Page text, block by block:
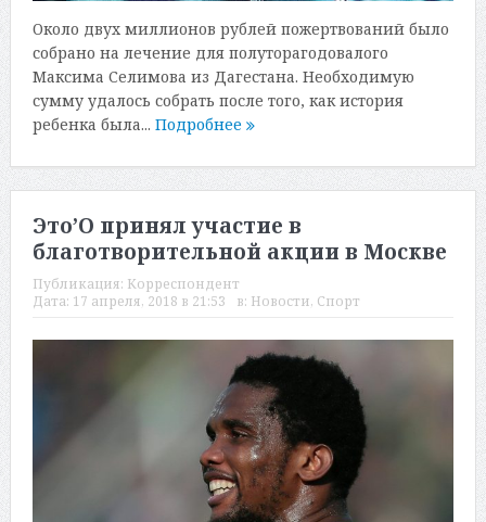
Около двух миллионов рублей пожертвований было
собрано на лечение для полуторагодовалого
Максима Селимова из Дагестана. Необходимую
сумму удалось собрать после того, как история
ребенка была... Подробнее
Это’О принял участие в
благотворительной акции в Москве
Публикация: Корреспондент
Дата: 17 апреля, 2018 в 21:53 в: Новости, Спорт